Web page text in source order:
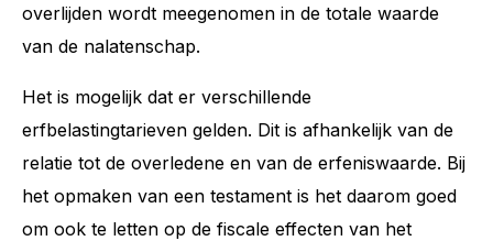
overlijden wordt meegenomen in de totale waarde
van de nalatenschap.
Het is mogelijk dat er verschillende
erfbelastingtarieven gelden. Dit is afhankelijk van de
relatie tot de overledene en van de erfeniswaarde. Bij
het opmaken van een testament is het daarom goed
om ook te letten op de fiscale effecten van het